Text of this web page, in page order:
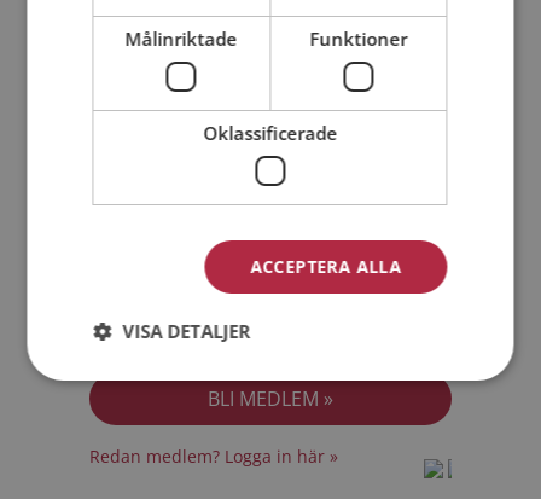
Min ålder:
Personuppgiftspolicyn
Redan medlem? Logga in här »
Målinriktade Funktioner
Oklassificerade
ACCEPTERA ALLA
VISA DETALJER